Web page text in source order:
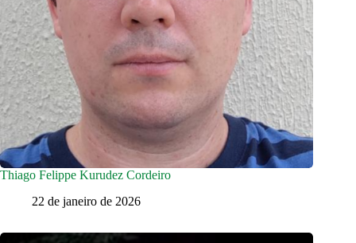
Thiago Felippe Kurudez Cordeiro
22 de janeiro de 2026